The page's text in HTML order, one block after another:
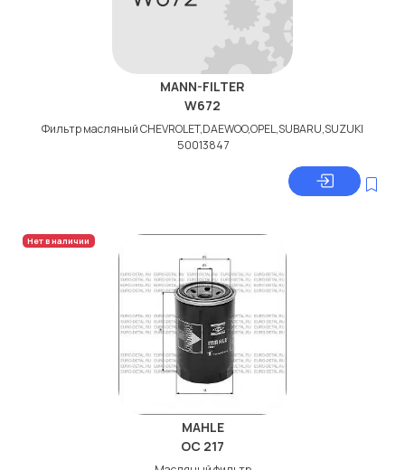
MANN-FILTER
W672
Фильтр масляный CHEVROLET,DAEWOO,OPEL,SUBARU,SUZUKI
50013847
Нет в наличии
MAHLE
OC 217